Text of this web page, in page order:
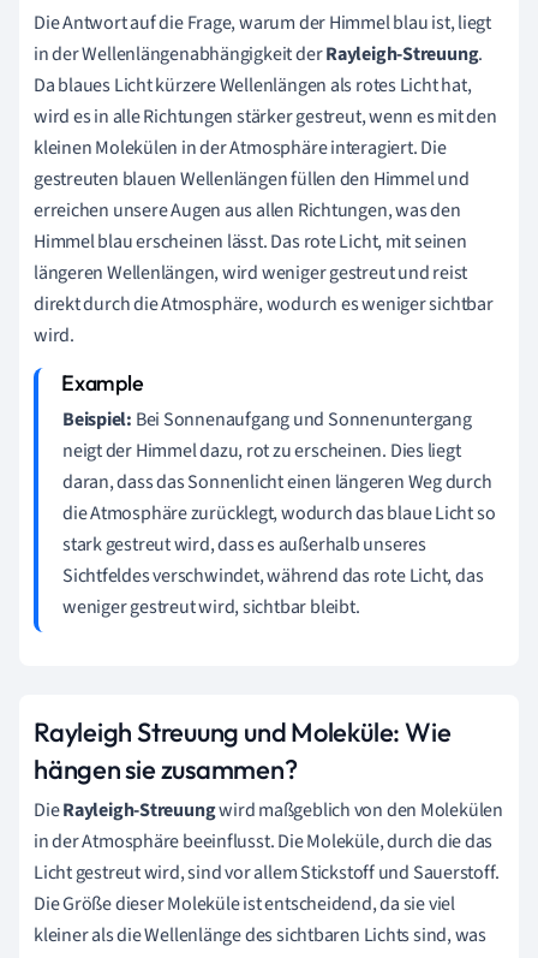
Die Antwort auf die Frage, warum der Himmel blau ist, liegt
in der Wellenlängenabhängigkeit derRayleigh-Streuung.
Da blaues Licht kürzere Wellenlängen als rotes Licht hat,
wird es in alle Richtungen stärker gestreut, wenn es mit den
kleinen Molekülen in der Atmosphäre interagiert. Die
gestreuten blauen Wellenlängen füllen den Himmel und
erreichen unsere Augen aus allen Richtungen, was den
Himmel blau erscheinen lässt. Das rote Licht, mit seinen
längeren Wellenlängen, wird weniger gestreut und reist
direkt durch die Atmosphäre, wodurch es weniger sichtbar
wird.
Beispiel: Bei Sonnenaufgang und Sonnenuntergang
neigt der Himmel dazu, rot zu erscheinen. Dies liegt
daran, dass das Sonnenlicht einen längeren Weg durch
die Atmosphäre zurücklegt, wodurch das blaue Licht so
stark gestreut wird, dass es außerhalb unseres
Sichtfeldes verschwindet, während das rote Licht, das
weniger gestreut wird, sichtbar bleibt.
Rayleigh Streuung und Moleküle: Wie
hängen sie zusammen?
DieRayleigh-Streuungwird maßgeblich von den Molekülen
in der Atmosphäre beeinflusst. Die Moleküle, durch die das
Licht gestreut wird, sind vor allem Stickstoff und Sauerstoff.
Die Größe dieser Moleküle ist entscheidend, da sie viel
kleiner als die Wellenlänge des sichtbaren Lichts sind, was